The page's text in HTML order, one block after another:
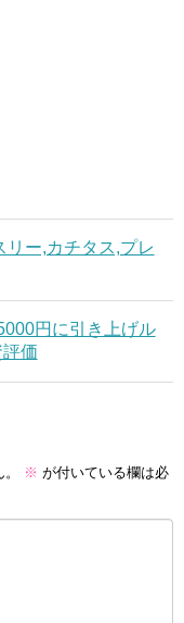
リー,カチタス,プレ
円に引き上げル
価
※ が付いている欄は必